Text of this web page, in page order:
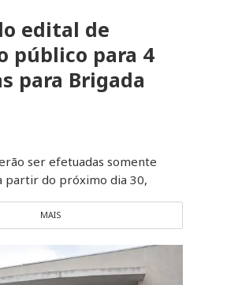
edital de
público para 4
para Brigada
ser efetuadas somente
partir do próximo dia 30,
MAIS